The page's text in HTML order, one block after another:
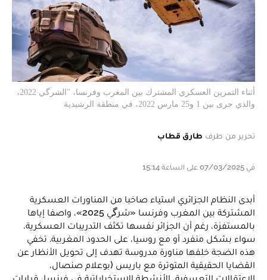
أثناء التمرين العسكري المشترك بين المغرب وفرنسا، "الشرگي 2022،
والذي جرى بين 1 و25 مارس 2022، في منطقة الرشيدية
تحرير من طرف طارق قطاب
في 07/03/2025 على الساعة 15:14
أبدى النظام الجزائري استياء صاخبا من المناورات العسكرية
المشتركة بين المغرب وفرنسا «شرگي 2025»، واصفا إياها
بالمستفزة، رغم أن الجزائر نفسها تكثف التدريبات العسكرية،
سواء بشكل منفرد أو مع روسيا، على الحدود المغربية. تخفي
هذه الضجة خلفها مناورة مدروسة تهدف إلى تحويل الأنظار عن
القضايا الحقيقية المتوترة مع باريس (بوعلام صنصال،